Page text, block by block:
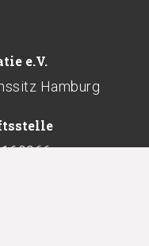
e.V.
Hamburg